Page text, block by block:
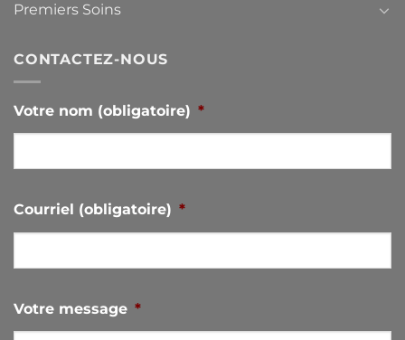
Premiers Soins
CONTACTEZ-NOUS
Votre nom (obligatoire) *
Courriel (obligatoire) *
Votre message *